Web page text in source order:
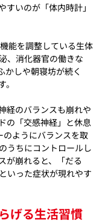
いのが「体内時計」
能を調整している生体
、消化器官の働きな
かしや朝寝坊が続く
経のバランスも崩れや
の「交感神経」と休息
ようにバランスを取
うちにコントロールし
が崩れると、「だる
いった症状が現れやす
げる生活習慣